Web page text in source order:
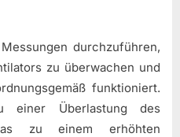
durchzuführen,
zu überwachen und
funktioniert.
einer Überlastung des
zu einem erhöhten